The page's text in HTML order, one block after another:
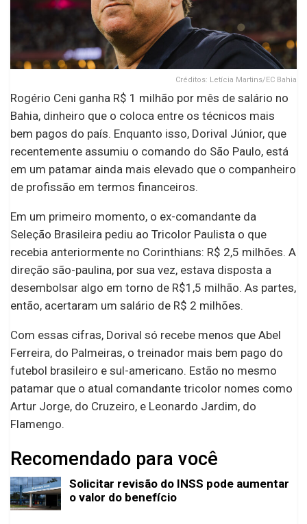
Créditos: Letícia Martins/EC Bahia
Rogério Ceni ganha R$ 1 milhão por mês de salário no
Bahia, dinheiro que o coloca entre os técnicos mais
bem pagos do país. Enquanto isso, Dorival Júnior, que
recentemente assumiu o comando do São Paulo, está
em um patamar ainda mais elevado que o companheiro
de profissão em termos financeiros.
Em um primeiro momento, o ex-comandante da
Seleção Brasileira pediu ao Tricolor Paulista o que
recebia anteriormente no Corinthians: R$ 2,5 milhões. A
direção são-paulina, por sua vez, estava disposta a
desembolsar algo em torno de R$1,5 milhão. As partes,
então, acertaram um salário de R$ 2 milhões.
Com essas cifras, Dorival só recebe menos que Abel
Ferreira, do Palmeiras, o treinador mais bem pago do
futebol brasileiro e sul-americano. Estão no mesmo
patamar que o atual comandante tricolor nomes como
Artur Jorge, do Cruzeiro, e Leonardo Jardim, do
Flamengo.
Recomendado para você
Solicitar revisão do INSS pode aumentar
o valor do benefício